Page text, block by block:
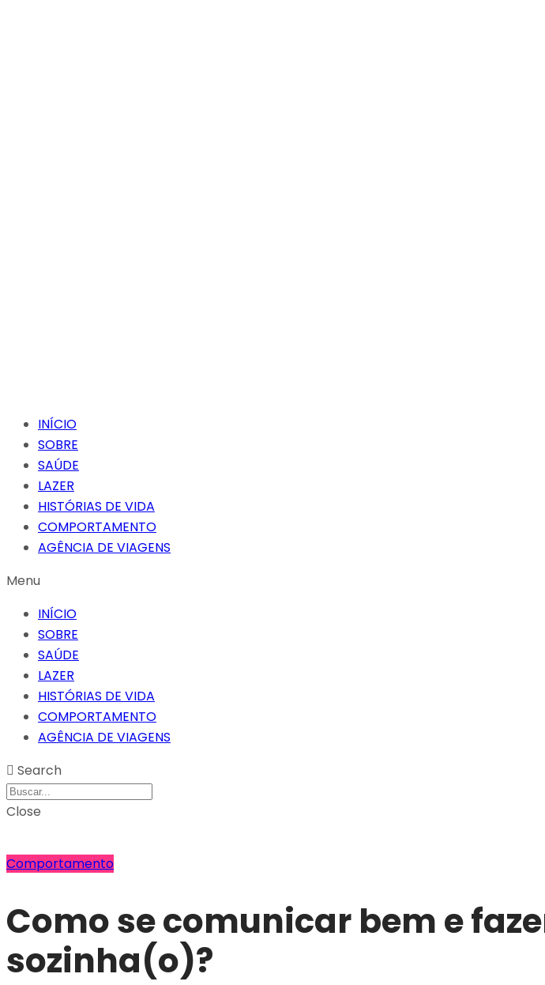
INÍCIO
SOBRE
SAÚDE
LAZER
HISTÓRIAS DE VIDA
COMPORTAMENTO
AGÊNCIA DE VIAGENS
Menu
INÍCIO
SOBRE
SAÚDE
LAZER
HISTÓRIAS DE VIDA
COMPORTAMENTO
AGÊNCIA DE VIAGENS
Search
Close
Comportamento
Como se comunicar bem e
sozinha(o)?